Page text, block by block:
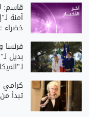
قاسم:
آمنة
خضراء
فرنسا
بديل
كرامي
تبدأ